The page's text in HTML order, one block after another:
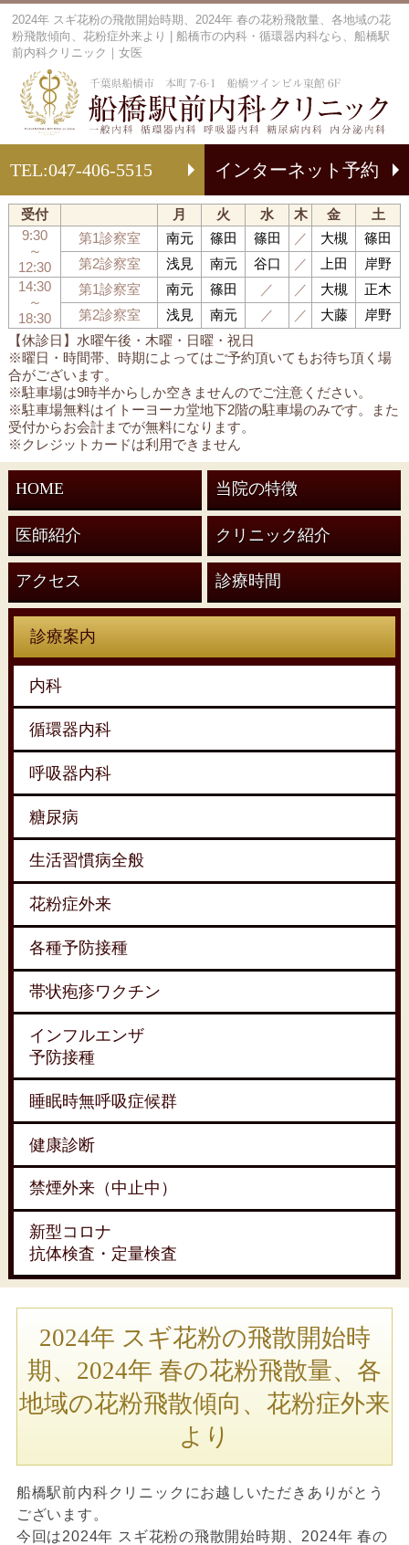
2024年 スギ花粉の飛散開始時期、2024年 春の花粉飛散量、各地域の花
粉飛散傾向、花粉症外来より | 船橋市の内科・循環器内科なら、船橋駅
前内科クリニック｜女医
TEL:047-406-5515 インターネット予約
【休診日】水曜午後・木曜・日曜・祝日
※曜日・時間帯、時期によってはご予約頂いてもお待ち頂く場
合がございます。
※駐車場は9時半からしか空きませんのでご注意ください。
※駐車場無料はイトーヨーカ堂地下2階の駐車場のみです。また
受付からお会計までが無料になります。
※クレジットカードは利用できません
受付 月 火 水 木 金
土
9:30
～
12:30
第1診察室 南元 篠田 篠田 ／ 大槻
篠田
第2診察室
浅見 南元 谷口 ／ 上田
岸野
14:30
～
18:30
第1診察室 南元 篠田 ／ ／ 大槻
正木
第2診察室
浅見 南元 ／ ／ 大藤 岸野
HOME 当院の特徴
医師紹介 クリニック紹介
アクセス 診療時間
診療案内
内科
循環器内科
呼吸器内科
糖尿病
生活習慣病全般
花粉症外来
各種予防接種
帯状疱疹ワクチン
インフルエンザ
予防接種
睡眠時無呼吸症候群
健康診断
禁煙外来（中止中）
新型コロナ
抗体検査・定量検査
2024年 スギ花粉の飛散開始時
期、2024年 春の花粉飛散量、各
地域の花粉飛散傾向、花粉症外来
より
船橋駅前内科クリニックにお越しいただきありがとう
ございます。
今回は2024年 スギ花粉の飛散開始時期、2024年 春の